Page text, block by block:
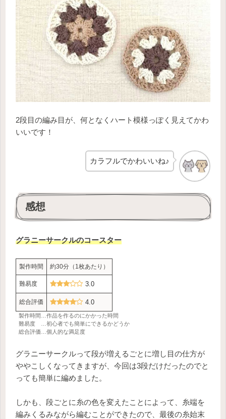
2段目の編み目が、何となくハート模様っぽく見えてかわ
いいです！
カラフルでかわいいね♪
感想
グラニーサークルのコースター
製作時間 約30分（1枚あたり）
難易度 3.0
総合評価 4.0
製作時間…作品を作るのにかかった時間
難易度 …初心者でも簡単にできるかどうか
総合評価…個人的な満足度
グラニーサークルって段が増えるごとに増し目の仕方が
ややこしくなってきますが、今回は3段だけだったのでと
っても簡単に編めました。
しかも、段ごとに糸の色を変えたことによって、糸端を
編みくるみながら編むことができたので、最後の糸始末